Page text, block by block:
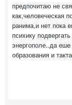
предпочитаю не
как,человеческая
ранима,и нет пока
психику
энергополе..да еше
образования и такта